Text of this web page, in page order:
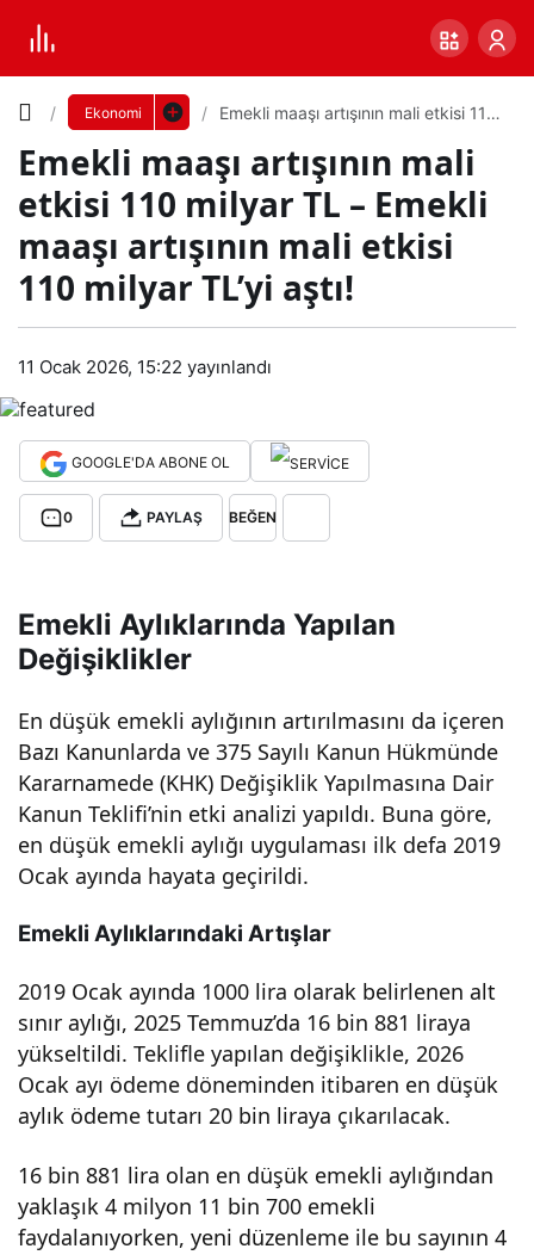
Ekonomi
Emekli maaşı artışının mali etkisi 110
mali etkisi 110 milyar TL’yi aştı!
Emekli maaşı artışının mali
etkisi 110 milyar TL – Emekli
maaşı artışının mali etkisi
110 milyar TL’yi aştı!
11 Ocak 2026, 15:22 yayınlandı
GOOGLE'DA ABONE OL
0 PAYLAŞ BEĞEN
Emekli Aylıklarında Yapılan
Değişiklikler
En düşük emekli aylığının artırılmasını da içeren
Bazı Kanunlarda ve 375 Sayılı Kanun Hükmünde
Kararnamede (KHK) Değişiklik Yapılmasına Dair
Kanun Teklifi’nin etki analizi yapıldı. Buna göre,
en düşük emekli aylığı uygulaması ilk defa 2019
Ocak ayında hayata geçirildi.
Emekli Aylıklarındaki Artışlar
2019 Ocak ayında 1000 lira olarak belirlenen alt
sınır aylığı, 2025 Temmuz’da 16 bin 881 liraya
yükseltildi. Teklifle yapılan değişiklikle, 2026
Ocak ayı ödeme döneminden itibaren en düşük
aylık ödeme tutarı 20 bin liraya çıkarılacak.
16 bin 881 lira olan en düşük emekli aylığından
yaklaşık 4 milyon 11 bin 700 emekli
faydalanıyorken, yeni düzenleme ile bu sayının 4
Eme
maa
şı
artış
mali
110
TL –
Eme
kli
maa
Yazı
Boyutunu
Küçük 100% Dev
Varsayılana
dön
0